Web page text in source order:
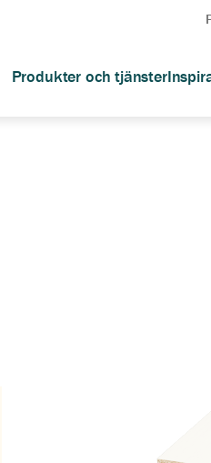
Produkter och tjänster